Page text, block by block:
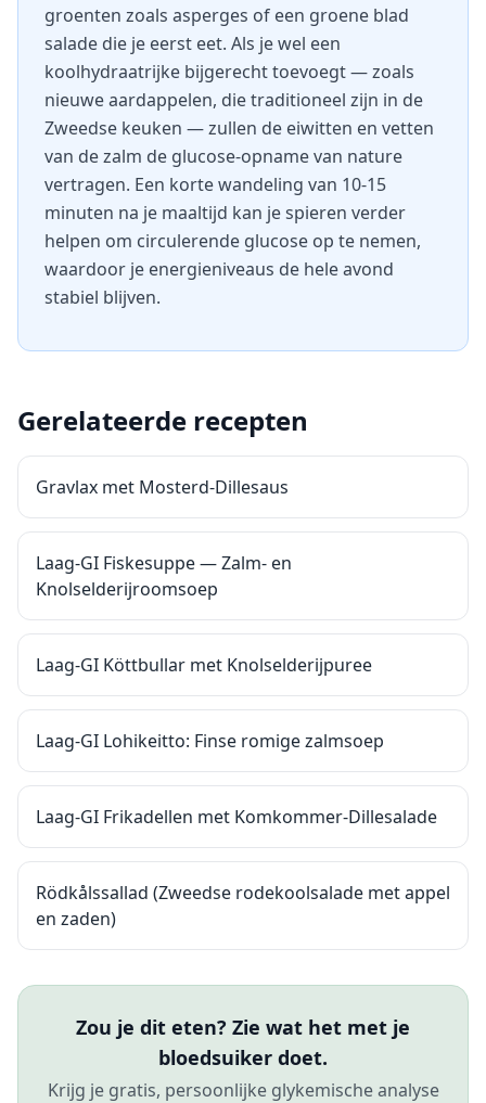
groenten zoals asperges of een groene blad
salade die je eerst eet. Als je wel een
koolhydraatrijke bijgerecht toevoegt — zoals
nieuwe aardappelen, die traditioneel zijn in de
Zweedse keuken — zullen de eiwitten en vetten
van de zalm de glucose-opname van nature
vertragen. Een korte wandeling van 10-15
minuten na je maaltijd kan je spieren verder
helpen om circulerende glucose op te nemen,
waardoor je energieniveaus de hele avond
stabiel blijven.
Gerelateerde recepten
Gravlax met Mosterd-Dillesaus
Laag-GI Fiskesuppe — Zalm- en
Knolselderijroomsoep
Laag-GI Köttbullar met Knolselderijpuree
Laag-GI Lohikeitto: Finse romige zalmsoep
Laag-GI Frikadellen met Komkommer-Dillesalade
Rödkålssallad (Zweedse rodekoolsalade met appel
en zaden)
Zou je dit eten? Zie wat het met je
bloedsuiker doet.
Krijg je gratis, persoonlijke glykemische analyse